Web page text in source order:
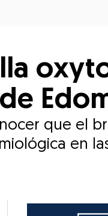
que el
en